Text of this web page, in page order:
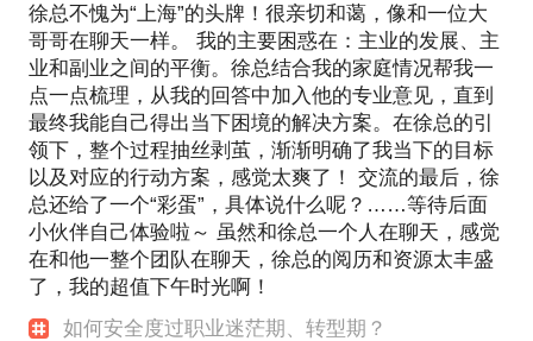
徐总不愧为“上海”的头牌！很亲切和蔼，像和一位大
哥哥在聊天一样。 我的主要困惑在：主业的发展、主
业和副业之间的平衡。徐总结合我的家庭情况帮我一
点一点梳理，从我的回答中加入他的专业意见，直到
最终我能自己得出当下困境的解决方案。在徐总的引
领下，整个过程抽丝剥茧，渐渐明确了我当下的目标
以及对应的行动方案，感觉太爽了！ 交流的最后，徐
总还给了一个“彩蛋”，具体说什么呢？……等待后面
小伙伴自己体验啦～ 虽然和徐总一个人在聊天，感觉
在和他一整个团队在聊天，徐总的阅历和资源太丰盛
了，我的超值下午时光啊！
如何安全度过职业迷茫期、转型期？